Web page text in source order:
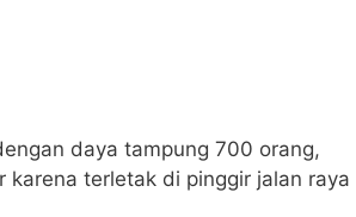
daya tampung 700 orang,
terletak di pinggir jalan raya